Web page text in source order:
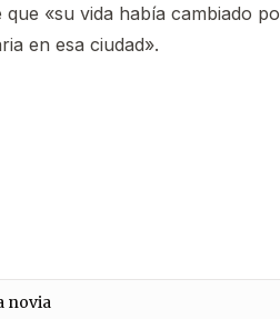
«su vida había cambiado
en esa ciudad».
novia